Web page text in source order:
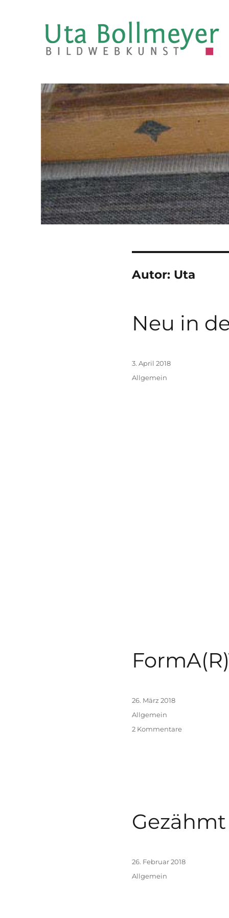
Autor: Uta
Neu in
Veröffentlicht
am
3. April 2018
Kategorien
Allgemein
Veröffentlicht
am
26. März 2018
Kategorien
Allgemein
2 Kommentarezu
Gezähmt
Veröffentlicht
am
26. Februar 2018
Kategorien
Allgemein